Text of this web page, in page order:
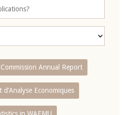
Annual Report
d’Analyse Economiques